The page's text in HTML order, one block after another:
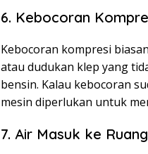
6. Kebocoran
Kebocoran kompresi
atau dudukan klep yang
bensin. Kalau kebocoran
mesin diperlukan untuk
7. Air Masuk ke